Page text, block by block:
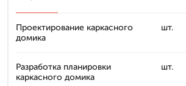
Проектирование каркасного
домика
шт.
Разработка планировки
каркасного домика
шт.